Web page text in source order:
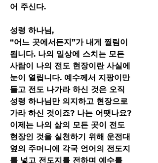
어 주신다.
성령 하나님,
“어느 곳에서든지”가 내게 찔림이
됩니다. 나의 일상에 스치는 모든
사람이 나의 전도 현장이란 사실에
눈이 열립니다. 예수께서 지팡이만
들고 전도 나가라 하신 것은 오직
성령 하나님만 의지하고 현장으로
가라 하신 것이죠? 나는 어땟나요?
이제는 나의 삶의 모든 곳이 전도
현장인 것을 실천하기 위해 운전대
옆의 주머니에 각국 언어의 전도지
를 넣고 전도지를 전하며 예수를